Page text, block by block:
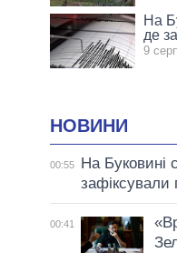
На
де
9
НОВИНИ
00:55
На Буковині
зафіксували
00:41